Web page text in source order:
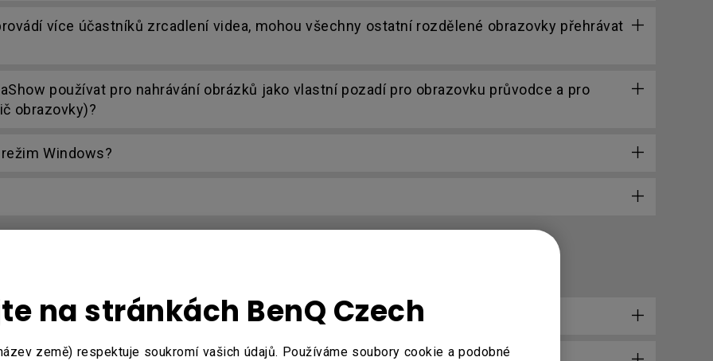
na stránkách BenQ Czech
země) respektuje soukromí vašich údajů. Používáme soubory cookie a podobné
více účastníků zrcadlení videa, mohou všechny ostatní rozdělené obrazovky přehrávat
používat pro nahrávání obrázků jako vlastní pozadí pro obrazovku průvodce a pro
obrazovky)?
Windows?
pomocí externího softwaru na notebooku, který nepodporuje rozlišení 4K?